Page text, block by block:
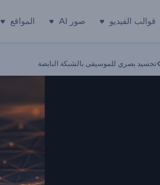
قوالب الفيديو صور AI المواقع
تجسيد بصري للموسيقى بالشبكة النابضة